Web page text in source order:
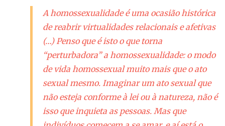
A homossexualidade é uma ocasião histórica
de reabrir virtualidades relacionais e afetivas
(…) Penso que é isto o que torna
“perturbadora” a homossexualidade: o modo
de vida homossexual muito mais que o ato
sexual mesmo. Imaginar um ato sexual que
não esteja conforme à lei ou à natureza, não é
isso que inquieta as pessoas. Mas que